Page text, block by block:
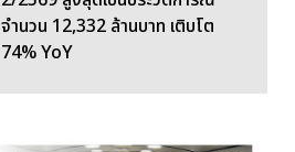
จำนวน 12,332 ล้านบาท เติบโต
74% YoY